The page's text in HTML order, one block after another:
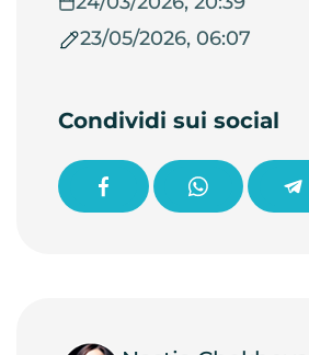
23/05/2026, 06:07
Condividi sui social